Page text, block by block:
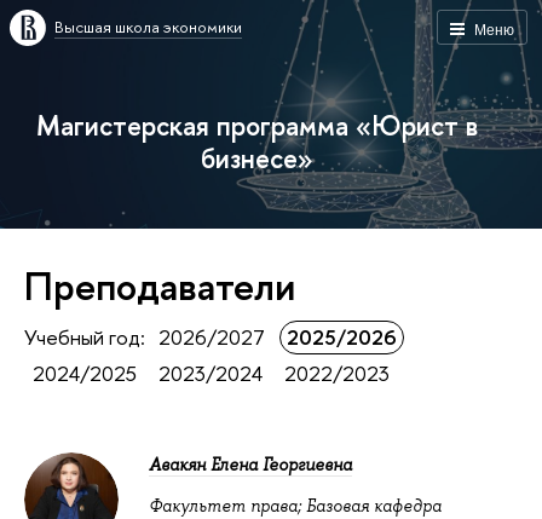
Меню
Высшая школа экономики
Магистерская программа «Юрист в
бизнесе»
Преподаватели
Учебный год: 2026/2027
2025/2026
2024/2025
2023/2024 2022/2023
Авакян Елена Георгиевна
Факультет права; Базовая кафедра